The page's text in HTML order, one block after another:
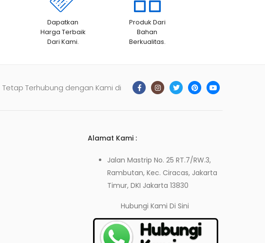
Dapatkan
Harga Terbaik
Dari Kami.
Produk Dari
Bahan
Berkualitas.
Tetap Terhubung dengan Kami di
Alamat Kami :
Jalan Mastrip No. 25 RT.7/RW.3,
Rambutan, Kec. Ciracas, Jakarta
Timur, DKI Jakarta 13830
Hubungi KamiDi Sini